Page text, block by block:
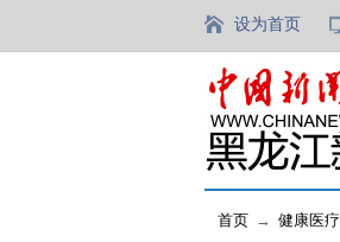
设为首页
首页 → 健康医疗